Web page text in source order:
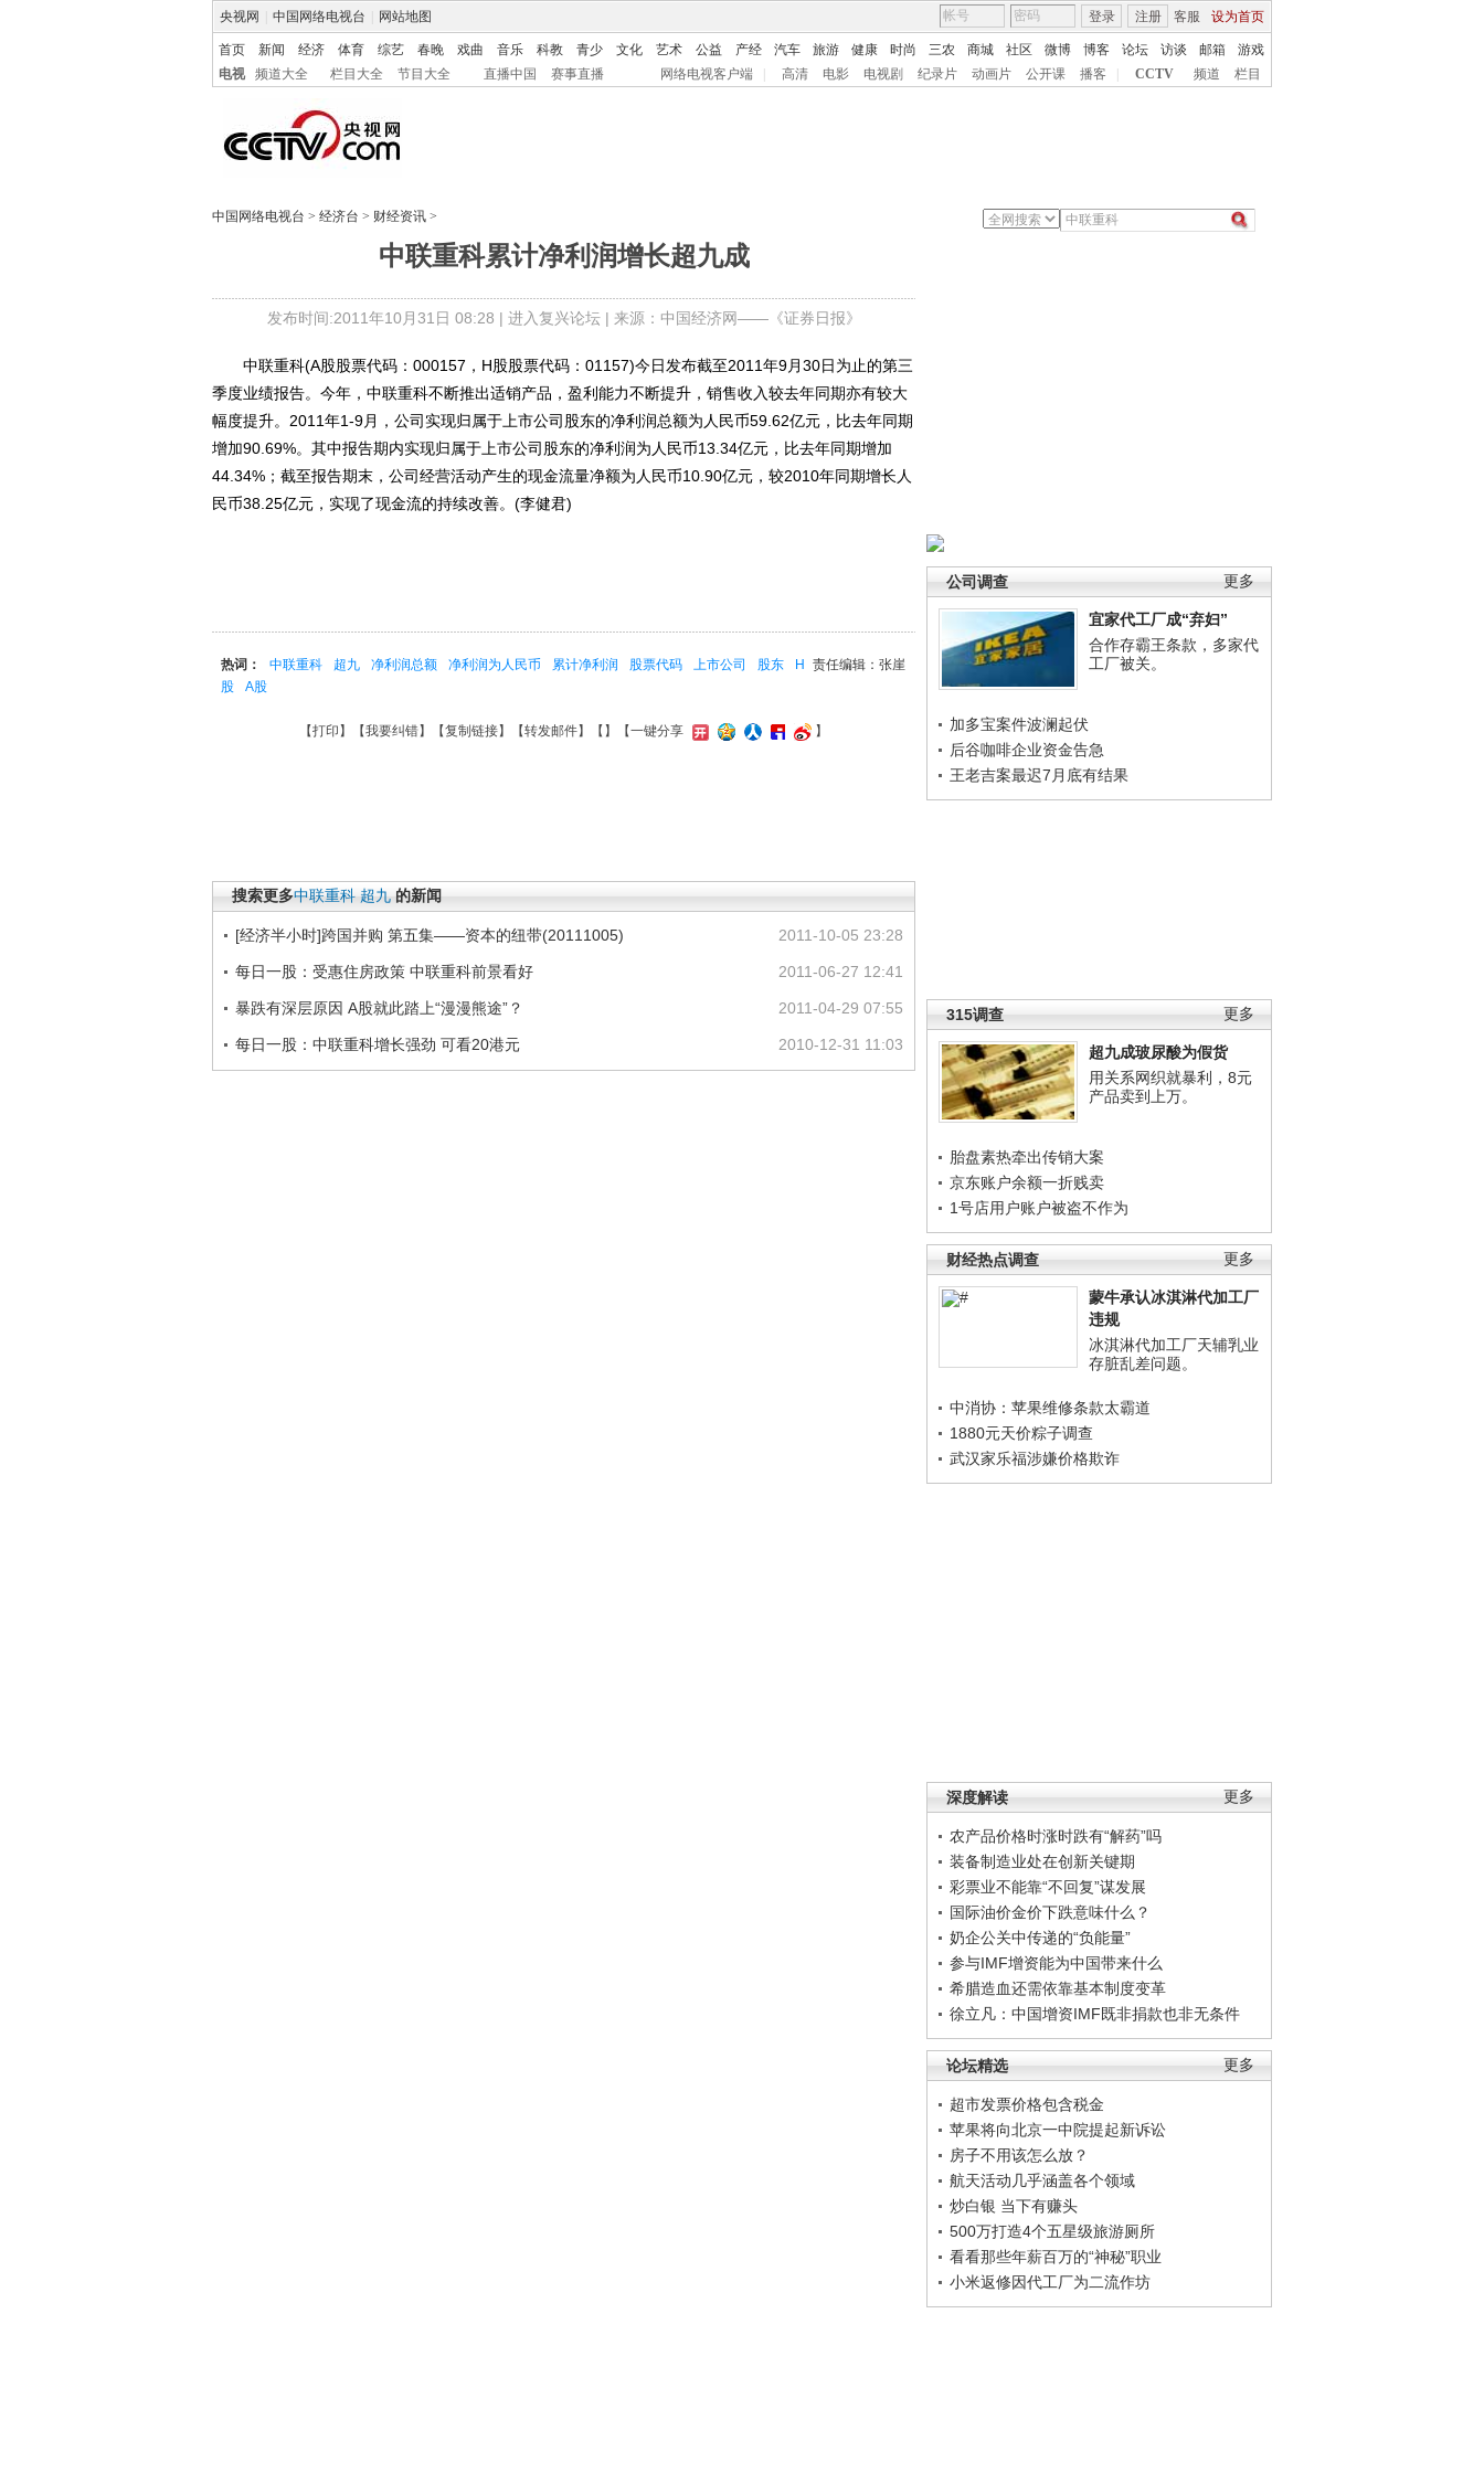
央视网 中国网络电视台 网站地图 客服 设为首页
登录 注册
首页 新闻 经济 体育 综艺 春晚 戏曲 音乐 科教 青少 文化 艺术 公益 产经 汽车 旅游 健康 时尚 三农 商城 社区 微博 博客 论坛 访谈 邮箱
游戏
电视
频道大全 栏目大全 节目大全 直播中国 赛事直播 网络电视客户端 高清 电影 电视剧 纪录片 动画片 公开课 播客 CCTV 频道 栏目
中国网络电视台 > 经济台 > 财经资讯 >
中联重科累计净利润增长超九成
发布时间:2011年10月31日 08:28 | 进入复兴论坛| 来源：中国经济网——《证券日报》
更多
公司调查
宜家代工厂成“弃妇”
合作存霸王条款，多家代
工厂被关。
加多宝案件波澜起伏
后谷咖啡企业资金告急
王老吉案最迟7月底有结果
更多
315调查
超九成玻尿酸为假货
用关系网织就暴利，8元
产品卖到上万。
胎盘素热牵出传销大案
京东账户余额一折贱卖
1号店用户账户被盗不作为
更多
财经热点调查
蒙牛承认冰淇淋代加工厂
违规
冰淇淋代加工厂天辅乳业
存脏乱差问题。
中消协：苹果维修条款太霸道
1880元天价粽子调查
武汉家乐福涉嫌价格欺诈
更多
深度解读
农产品价格时涨时跌有“解药”吗
装备制造业处在创新关键期
彩票业不能靠“不回复”谋发展
国际油价金价下跌意味什么？
奶企公关中传递的“负能量”
参与IMF增资能为中国带来什么
希腊造血还需依靠基本制度变革
徐立凡：中国增资IMF既非捐款也非无条件
更多
论坛精选
超市发票价格包含税金
苹果将向北京一中院提起新诉讼
房子不用该怎么放？
航天活动几乎涵盖各个领域
炒白银 当下有赚头
500万打造4个五星级旅游厕所
看看那些年薪百万的“神秘”职业
小米返修因代工厂为二流作坊
中联重科(A股股票代码：000157，H股股票代码：01157)今日发布截至2011年9月30日为止的第三
季度业绩报告。今年，中联重科不断推出适销产品，盈利能力不断提升，销售收入较去年同期亦有较大
幅度提升。2011年1-9月，公司实现归属于上市公司股东的净利润总额为人民币59.62亿元，比去年同期
增加90.69%。其中报告期内实现归属于上市公司股东的净利润为人民币13.34亿元，比去年同期增加
44.34%；截至报告期末，公司经营活动产生的现金流量净额为人民币10.90亿元，较2010年同期增长人
民币38.25亿元，实现了现金流的持续改善。(李健君)
责任编辑：张崖
热词： 中联重科 超九 净利润总额 净利润为人民币 累计净利润 股票代码 上市公司 股东
H
股
A股
【打印 】【我要纠错】【复制链接】【转发邮件】【 】 【一键分享 】
搜索更多中联重科 超九 的新闻
2011-10-05 23:28
[经济半小时]跨国并购 第五集——资本的纽带(20111005)
2011-06-27 12:41
每日一股：受惠住房政策 中联重科前景看好
2011-04-29 07:55
暴跌有深层原因 A股就此踏上“漫漫熊途”？
2010-12-31 11:03
每日一股：中联重科增长强劲 可看20港元